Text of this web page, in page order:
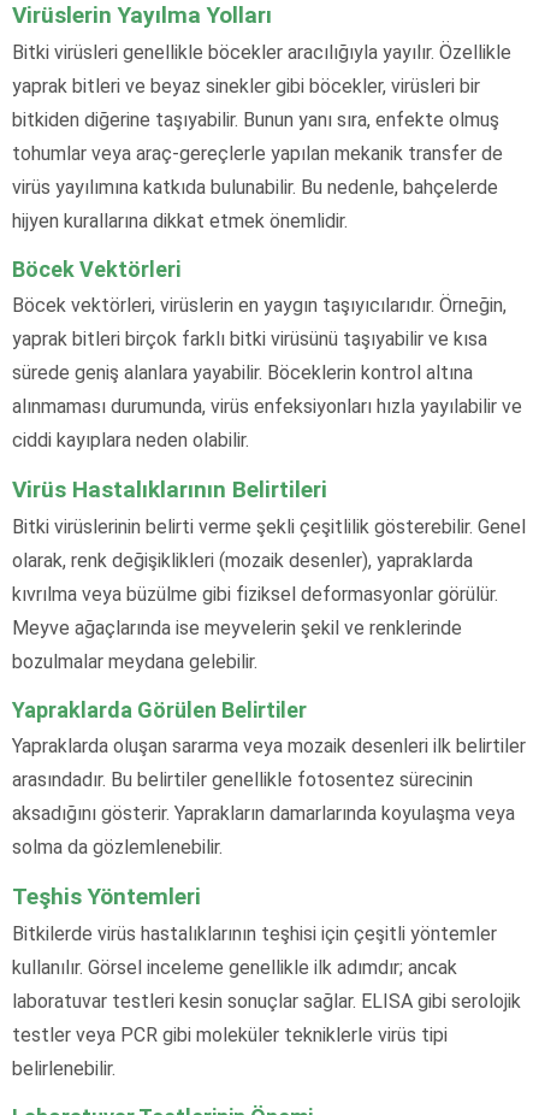
Virüslerin Yayılma Yolları
Bitki virüsleri genellikle böcekler aracılığıyla yayılır. Özellikle
yaprak bitleri ve beyaz sinekler gibi böcekler, virüsleri bir
bitkiden diğerine taşıyabilir. Bunun yanı sıra, enfekte olmuş
tohumlar veya araç-gereçlerle yapılan mekanik transfer de
virüs yayılımına katkıda bulunabilir. Bu nedenle, bahçelerde
hijyen kurallarına dikkat etmek önemlidir.
Böcek Vektörleri
Böcek vektörleri, virüslerin en yaygın taşıyıcılarıdır. Örneğin,
yaprak bitleri birçok farklı bitki virüsünü taşıyabilir ve kısa
sürede geniş alanlara yayabilir. Böceklerin kontrol altına
alınmaması durumunda, virüs enfeksiyonları hızla yayılabilir ve
ciddi kayıplara neden olabilir.
Virüs Hastalıklarının Belirtileri
Bitki virüslerinin belirti verme şekli çeşitlilik gösterebilir. Genel
olarak, renk değişiklikleri (mozaik desenler), yapraklarda
kıvrılma veya büzülme gibi fiziksel deformasyonlar görülür.
Meyve ağaçlarında ise meyvelerin şekil ve renklerinde
bozulmalar meydana gelebilir.
Yapraklarda Görülen Belirtiler
Yapraklarda oluşan sararma veya mozaik desenleri ilk belirtiler
arasındadır. Bu belirtiler genellikle fotosentez sürecinin
aksadığını gösterir. Yaprakların damarlarında koyulaşma veya
solma da gözlemlenebilir.
Teşhis Yöntemleri
Bitkilerde virüs hastalıklarının teşhisi için çeşitli yöntemler
kullanılır. Görsel inceleme genellikle ilk adımdır; ancak
laboratuvar testleri kesin sonuçlar sağlar. ELISA gibi serolojik
testler veya PCR gibi moleküler tekniklerle virüs tipi
belirlenebilir.